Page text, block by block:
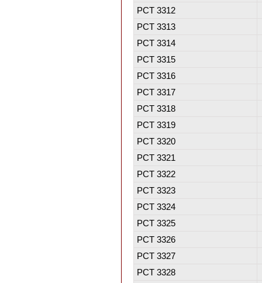
PCT 3312
PCT 3313
PCT 3314
PCT 3315
PCT 3316
PCT 3317
PCT 3318
PCT 3319
PCT 3320
PCT 3321
PCT 3322
PCT 3323
PCT 3324
PCT 3325
PCT 3326
PCT 3327
PCT 3328